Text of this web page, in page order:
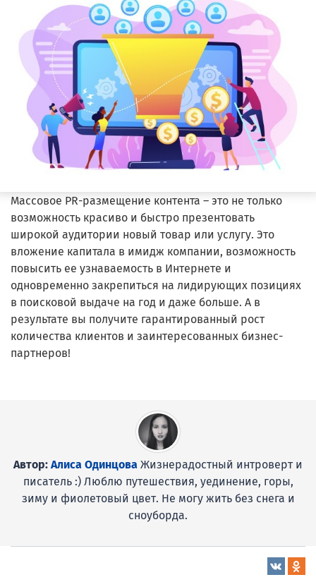
Массовое PR-размещение контента – это не только
возможность красиво и быстро презентовать
широкой аудитории новый товар или услугу. Это
вложение капитала в имидж компании, возможность
повысить ее узнаваемость в Интернете и
одновременно закрепиться на лидирующих позициях
в поисковой выдаче на год и даже больше. А в
результате вы получите гарантированный рост
количества клиентов и заинтересованных бизнес-
партнеров!
Автор: Алиса Одинцова Жизнерадостный интроверт и
писатель :) Люблю путешествия, уединение, горы,
зиму и фиолетовый цвет. Не могу жить без снега и
сноуборда.